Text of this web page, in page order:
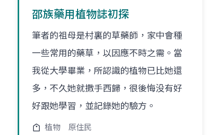
邵族藥用植物誌初探
筆者的祖母是村裏的草藥師，家中會種
一些常用的藥草，以因應不時之需。當
我從大學畢業，所認識的植物已比她還
多，不久她就撒手西歸，很後悔没有好
好跟她學習，並記錄她的驗方。
植物 原住民